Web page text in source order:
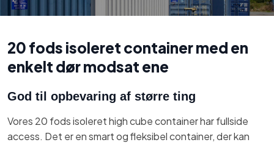
20 fods isoleret container med en
enkelt dør modsat ene
God til opbevaring af større ting
Vores 20 fods isoleret high cube container har fullside
access. Det er en smart og fleksibel container, der kan